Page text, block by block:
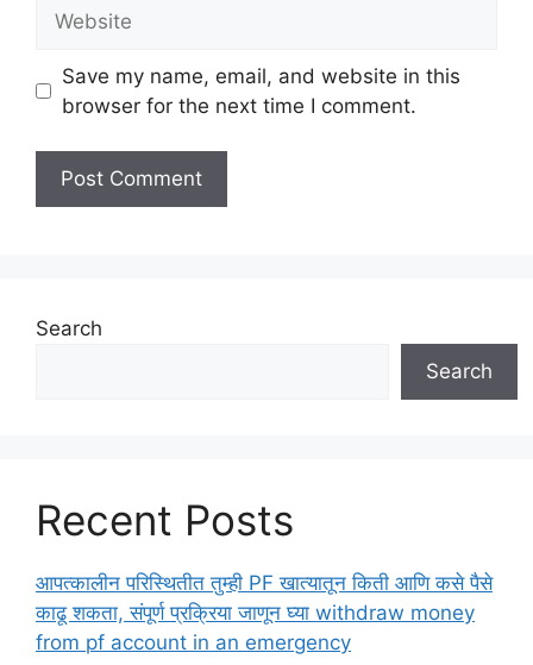
Save my name, email, and website in this
browser for the next time I comment.
Search
Search
Recent Posts
आपत्कालीन परिस्थितीत तुम्ही PF खात्यातून किती आणि कसे पैसे
काढू शकता, संपूर्ण प्रक्रिया जाणून घ्या withdraw money
from pf account in an emergency